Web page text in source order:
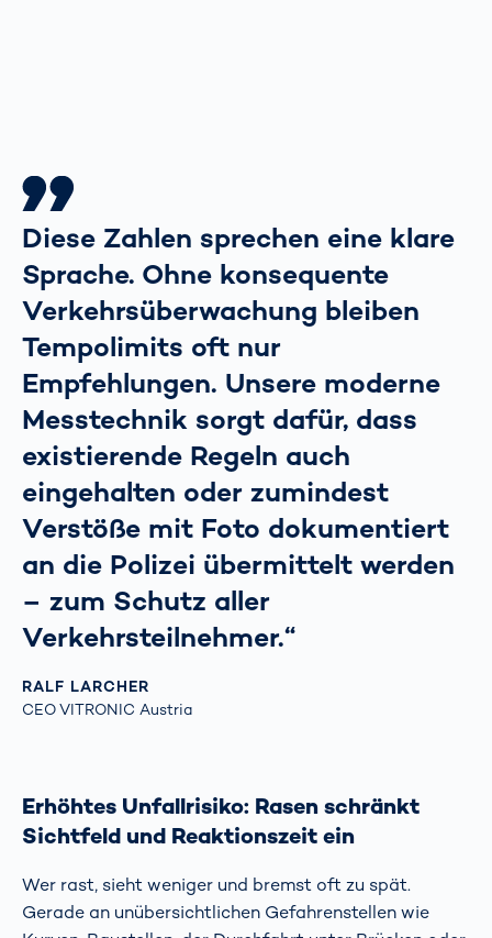
Diese Zahlen sprechen eine klare
Sprache. Ohne konsequente
Verkehrsüberwachung bleiben
Tempolimits oft nur
Empfehlungen. Unsere moderne
Messtechnik sorgt dafür, dass
existierende Regeln auch
eingehalten oder zumindest
Verstöße mit Foto dokumentiert
an die Polizei übermittelt werden
– zum Schutz aller
Verkehrsteilnehmer.“
RALF LARCHER
CEO VITRONIC Austria
Erhöhtes Unfallrisiko: Rasen schränkt
Sichtfeld und Reaktionszeit ein
Wer rast, sieht weniger und bremst oft zu spät.
Gerade an unübersichtlichen Gefahrenstellen wie